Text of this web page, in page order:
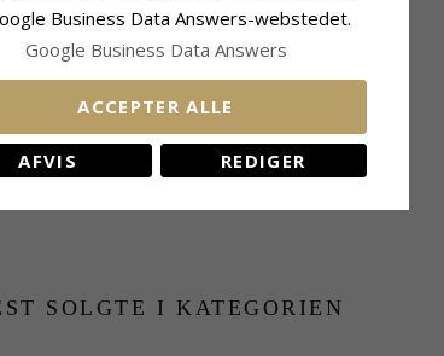
SOLGTE I KATEGORIEN
Business Data Answers-webstedet.
Google Business Data Answers
ACCEPTER ALLE
AFVIS REDIGER